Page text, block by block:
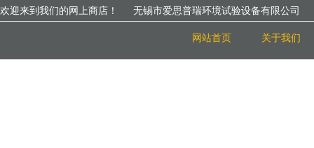
欢迎来到我们的网上商店！ 无锡市爱思普瑞环境试验设备有限公司
网站首页 关于我们